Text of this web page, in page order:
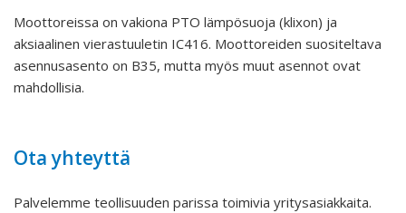
Moottoreissa on vakiona PTO lämpösuoja (klixon) ja
aksiaalinen vierastuuletin IC416. Moottoreiden suositeltava
asennusasento on B35, mutta myös muut asennot ovat
mahdollisia.
Ota yhteyttä
Palvelemme teollisuuden parissa toimivia yritysasiakkaita.